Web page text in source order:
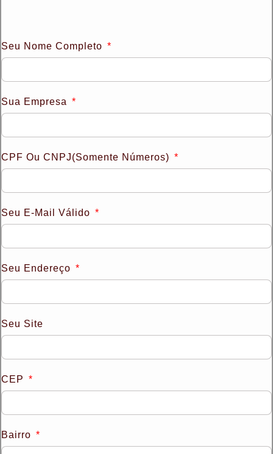
Seu Nome Completo
Sua Empresa
CPF Ou CNPJ(somente Números)
Seu E-Mail Válido
Seu Endereço
Seu Site
CEP
Bairro